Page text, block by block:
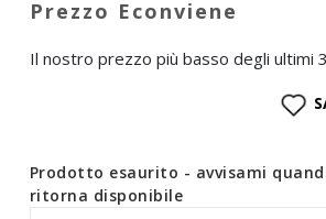
Il nostro prezzo più basso degli ultimi
Prodotto esaurito - avvisami
ritorna disponibile